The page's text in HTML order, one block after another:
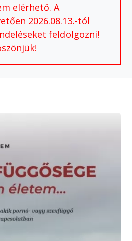
elérhető. A
2026.08.13.-tól
feldolgozni!